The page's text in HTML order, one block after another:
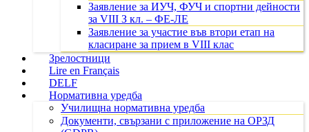
Заявление за ИУЧ, ФУЧ и спортни дейности
за VIII З кл. – ФЕ-ЛЕ
Заявление за участие във втори етап на
класиране за прием в VIII клас
Зрелостници
Lire en Français
DELF
Нормативна уредба
Училищна нормативна уредба
Документи, свързани с приложение на ОРЗД